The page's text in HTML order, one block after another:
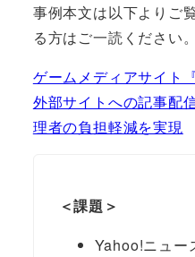
事例本文は以下よりご
る方はご一読ください。
ゲームメディアサイト
外部サイトへの記事配
理者の負担軽減を実現
＜課題＞
Yahoo!ニュー